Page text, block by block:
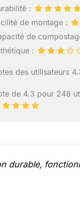
:
de montage :
de
:
des utilisateurs
de 4.3 pour 248
durable,